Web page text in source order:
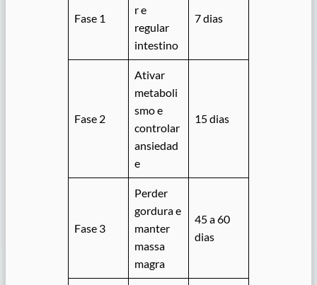
Fase 1
r e
regular
intestino
7 dias
Fase 2
Ativar
metaboli
smo e
controlar
ansiedad
e
15 dias
Fase 3
Perder
gordura e
manter
massa
magra
45 a 60
dias